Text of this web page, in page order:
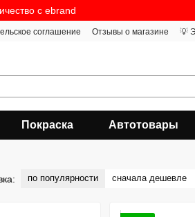
c ebrand
соглашение Отзывы о магазине 💡
Покраска Автотовары
по популярности сначала дешевле